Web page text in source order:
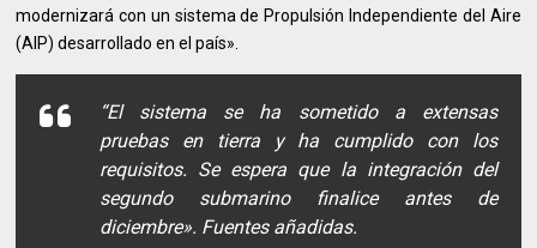
modernizará con un sistema de Propulsión Independiente del Aire
(AIP) desarrollado en el país».
“El sistema se ha sometido a extensas
pruebas en tierra y ha cumplido con los
requisitos. Se espera que la integración del
segundo submarino finalice antes de
diciembre». Fuentes añadidas.